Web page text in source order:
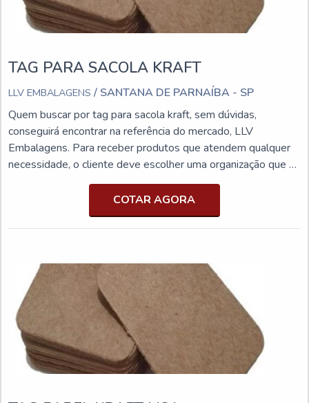
TAG PARA SACOLA KRAFT
LLV EMBALAGENS / SANTANA DE PARNAÍBA - SP
Quem buscar por tag para sacola kraft, sem dúvidas,
conseguirá encontrar na referência do mercado, LLV
Embalagens. Para receber produtos que atendem qualquer
necessidade, o cliente deve escolher uma organização que se
destaque por um bom suporte pré-venda e tenha ampla
experiência no ramo.Quando a procura é por tag para sacola
kraft, com os profissionais da LLV Embalagens o cliente
encontrará proteção e diversas opções de pagamento
SACOLA KRAFTA LLV Embalagens objetiva sua energia em
criar para cada cliente uma estrutura com escritório de alta
qualidade onde são realizadas as atividades e equipamentos
de última geração, tudo isso para que se tenha tag para
sacola kraft com precisão.Há muitas maneiras eficientes de
uma companhia demonstrar competência, excelência e
destaque em sua área de atuação. A LLV Embalagens se
COTAR AGORA